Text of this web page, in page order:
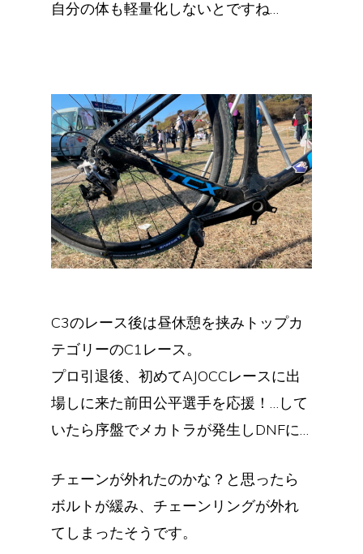
自分の体も軽量化しないとですね…
C3のレース後は昼休憩を挟みトップカ
テゴリーのC1レース。
プロ引退後、初めてAJOCCレースに出
場しに来た前田公平選手を応援！…して
いたら序盤でメカトラが発生しDNFに…
チェーンが外れたのかな？と思ったら
ボルトが緩み、チェーンリングが外れ
てしまったそうです。